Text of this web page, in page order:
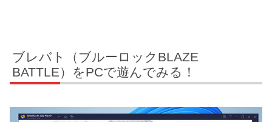
ブレバト（ブルーロックBLAZE
BATTLE）をPCで遊んでみる！